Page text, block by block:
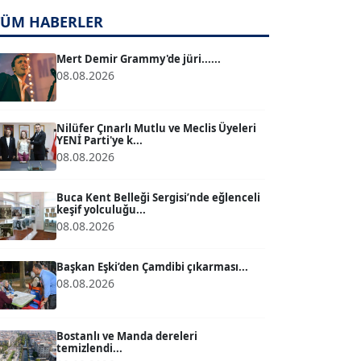
T TUĞÇE TUĞSAVUL BAYSOY
Köşe Yazarı
HABERLER
Mert Demir Grammy'de jüri......
08.08.2026
Nilüfer Çınarlı Mutlu ve Meclis Üyeleri
YENİ Parti'ye k...
08.08.2026
Buca Kent Belleği Sergisi’nde eğlenceli
keşif yolculuğu...
08.08.2026
Başkan Eşki’den Çamdibi çıkarması...
08.08.2026
Bostanlı ve Manda dereleri
temizlendi...